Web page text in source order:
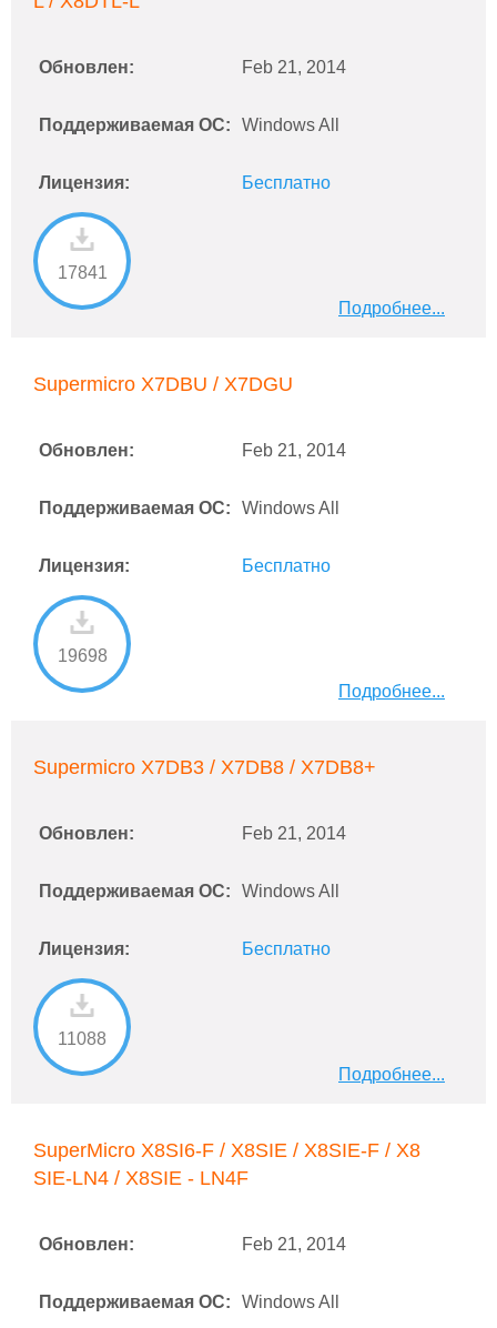
Обновлен: Feb 21, 2014
Поддерживаемая ОС: Windows All
Лицензия: Бесплатно
17841
Подробнее...
Supermicro X7DBU / X7DGU
Обновлен: Feb 21, 2014
Поддерживаемая ОС: Windows All
Лицензия: Бесплатно
19698
Подробнее...
Supermicro X7DB3 / X7DB8 / X7DB8+
Обновлен: Feb 21, 2014
Поддерживаемая ОС: Windows All
Лицензия: Бесплатно
11088
Подробнее...
SuperMicro X8SI6-F / X8SIE / X8SIE-F / X8
SIE-LN4 / X8SIE - LN4F
Обновлен: Feb 21, 2014
Поддерживаемая ОС: Windows All